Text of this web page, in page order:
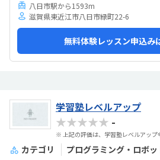
八日市駅から1593m
滋賀県東近江市八日市緑町22-6
無料体験レッスン申込み
学習塾レベルアップ
★★★★★ -
※ 上記の評価は、学習塾レベルアップ
カテゴリ
プログラミング・ロボ